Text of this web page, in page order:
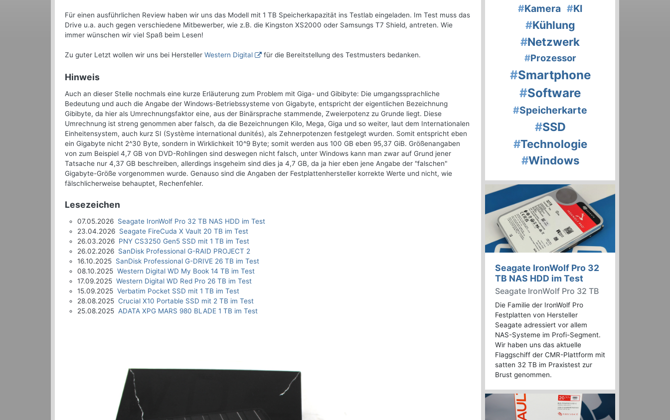
Für einen ausführlichen Review haben wir uns das Modell mit 1 TB Speicherkapazität ins Testlab eingeladen. Im Test muss das
Drive u.a. auch gegen verschiedene Mitbewerber, wie z.B. die Kingston XS2000 oder Samsungs T7 Shield, antreten. Wie
immer wünschen wir viel Spaß beim Lesen!
Zu guter Letzt wollen wir uns bei Hersteller Western Digital für die Bereitstellung des Testmusters bedanken.
Hinweis
Auch an dieser Stelle nochmals eine kurze Erläuterung zum Problem mit Giga- und Gibibyte: Die umgangssprachliche
Bedeutung und auch die Angabe der Windows-Betriebssysteme von Gigabyte, entspricht der eigentlichen Bezeichnung
Gibibyte, da hier als Umrechnungsfaktor eine, aus der Binärsprache stammende, Zweierpotenz zu Grunde liegt. Diese
Umrechnung ist streng genommen aber falsch, da die Bezeichnungen Kilo, Mega, Giga und so weiter, laut dem Internationalen
Einheitensystem, auch kurz SI (Système international dunités), als Zehnerpotenzen festgelegt wurden. Somit entspricht eben
ein Gigabyte nicht 2^30 Byte, sondern in Wirklichkeit 10^9 Byte; somit werden aus 100 GB eben 95,37 GiB. Größenangaben
von zum Beispiel 4,7 GB von DVD-Rohlingen sind deswegen nicht falsch, unter Windows kann man zwar auf Grund jener
Tatsache nur 4,37 GB beschreiben, allerdings insgeheim sind dies ja 4,7 GB, da ja hier eben jene Angabe der "falschen"
Gigabyte-Größe vorgenommen wurde. Genauso sind die Angaben der Festplattenhersteller korrekte Werte und nicht, wie
fälschlicherweise behauptet, Rechenfehler.
Lesezeichen
07.05.2026 Seagate IronWolf Pro 32 TB NAS HDD im Test
23.04.2026 Seagate FireCuda X Vault 20 TB im Test
26.03.2026 PNY CS3250 Gen5 SSD mit 1 TB im Test
26.02.2026 SanDisk Professional G-RAID PROJECT 2
16.10.2025 SanDisk Professional G-DRIVE 26 TB im Test
08.10.2025 Western Digital WD My Book 14 TB im Test
17.09.2025 Western Digital WD Red Pro 26 TB im Test
15.09.2025 Verbatim Pocket SSD mit 1 TB im Test
28.08.2025 Crucial X10 Portable SSD mit 2 TB im Test
25.08.2025 ADATA XPG MARS 980 BLADE 1 TB im Test
#Kamera #KI
#Kühlung
#Netzwerk
#Prozessor
#Smartphone
#Software
#Speicherkarte
#SSD
#Technologie
#Windows
Seagate IronWolf Pro 32
TB NAS HDD im Test
Seagate IronWolf Pro 32 TB
Die Familie der IronWolf Pro
Festplatten von Hersteller
Seagate adressiert vor allem
NAS-Systeme im Profi-Segment.
Wir haben uns das aktuelle
Flaggschiff der CMR-Plattform mit
satten 32 TB im Praxistest zur
Brust genommen.